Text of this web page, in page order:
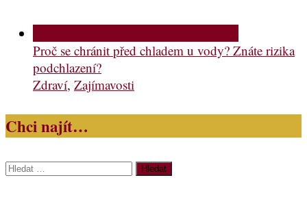
Proč se chránit před chladem u vody? Znáte rizika
podchlazení?
Zdraví, Zajímavosti
Chci najít…
Vyhledávání